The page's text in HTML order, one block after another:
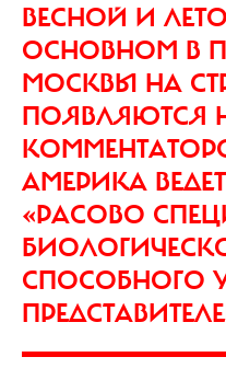
ВЕСНОЙ И
ОСНОВНОМ В
МОСКВЫ НА
ПОЯВЛЯЮТСЯ
АМЕРИКА
«РАСОВО
СПОСОБНОГО